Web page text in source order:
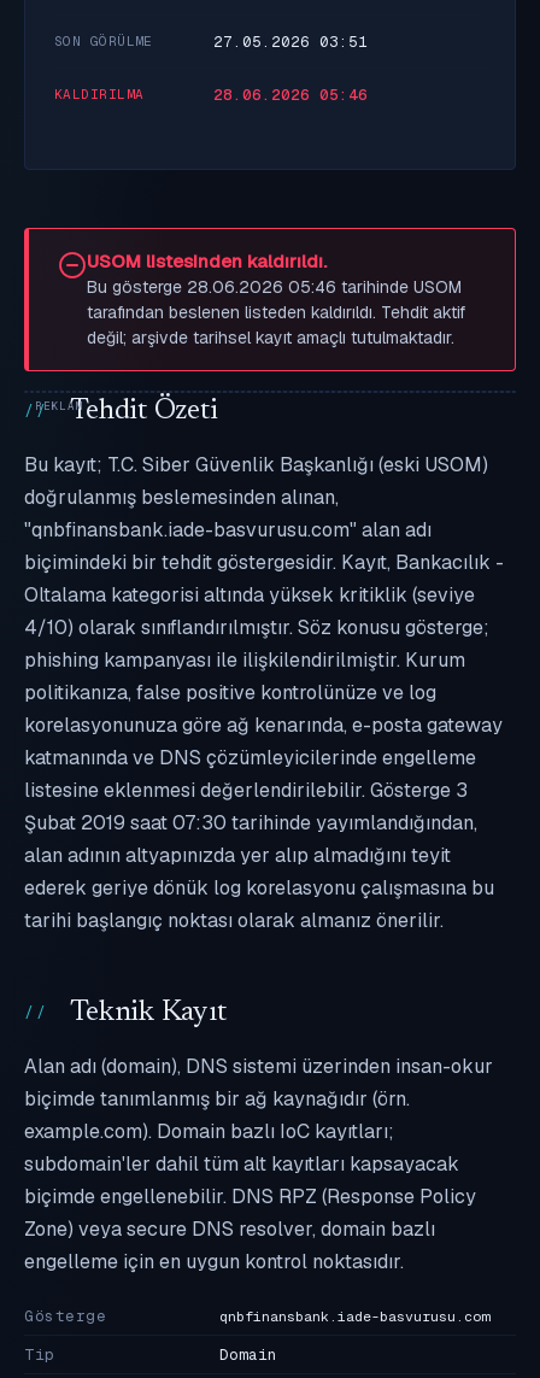
SON GÖRÜLME 27.05.2026 03:51
KALDIRILMA 28.06.2026 05:46
USOM listesinden kaldırıldı.
Bu gösterge 28.06.2026 05:46 tarihinde USOM
tarafından beslenen listeden kaldırıldı. Tehdit aktif
değil; arşivde tarihsel kayıt amaçlı tutulmaktadır.
Tehdit Özeti
Bu kayıt; T.C. Siber Güvenlik Başkanlığı (eski USOM)
doğrulanmış beslemesinden alınan,
"qnbfinansbank.iade-basvurusu.com" alan adı
biçimindeki bir tehdit göstergesidir. Kayıt, Bankacılık -
Oltalama kategorisi altında yüksek kritiklik (seviye
4/10) olarak sınıflandırılmıştır. Söz konusu gösterge;
phishing kampanyası ile ilişkilendirilmiştir. Kurum
politikanıza, false positive kontrolünüze ve log
korelasyonunuza göre ağ kenarında, e-posta gateway
katmanında ve DNS çözümleyicilerinde engelleme
listesine eklenmesi değerlendirilebilir. Gösterge 3
Şubat 2019 saat 07:30 tarihinde yayımlandığından,
alan adının altyapınızda yer alıp almadığını teyit
ederek geriye dönük log korelasyonu çalışmasına bu
tarihi başlangıç noktası olarak almanız önerilir.
Teknik Kayıt
Alan adı (domain), DNS sistemi üzerinden insan-okur
biçimde tanımlanmış bir ağ kaynağıdır (örn.
example.com). Domain bazlı IoC kayıtları;
subdomain'ler dahil tüm alt kayıtları kapsayacak
biçimde engellenebilir. DNS RPZ (Response Policy
Zone) veya secure DNS resolver, domain bazlı
engelleme için en uygun kontrol noktasıdır.
Gösterge qnbfinansbank.iade-basvurusu.com
Tip
Domain